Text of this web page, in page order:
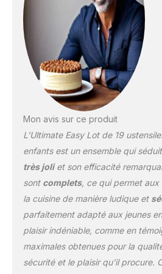
avec
chocolat
fraises
peut
surtout
petites
alors
cuisson
et les
Mon avis sur ce produit
L’Ultimate Easy Lot de 19
enfants est un ensemble qui
très joliet son efficacité
sont complets, ce qui permet aux
la cuisine de manière ludique et
parfaitement adapté aux jeunes
plaisir indéniable, comme en
maximales obtenues pour la
sécurité et le plaisir qu’il procure.